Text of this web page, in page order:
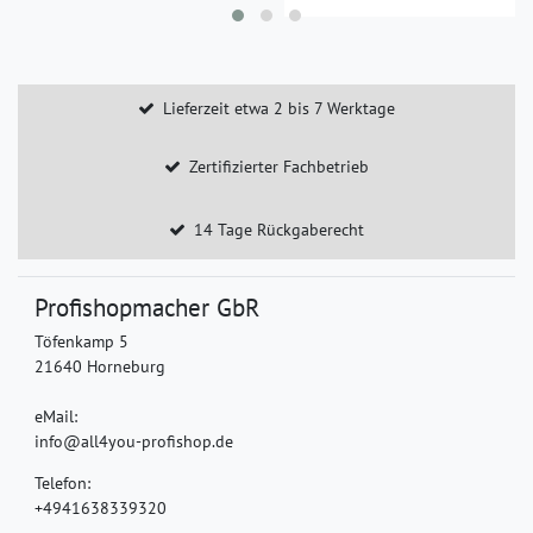
Lieferzeit etwa 2 bis 7 Werktage
Zertifizierter Fachbetrieb
14 Tage Rückgaberecht
Profishopmacher GbR
Töfenkamp 5
21640 Horneburg
eMail:
info@all4you-profishop.de
Telefon:
+4941638339320